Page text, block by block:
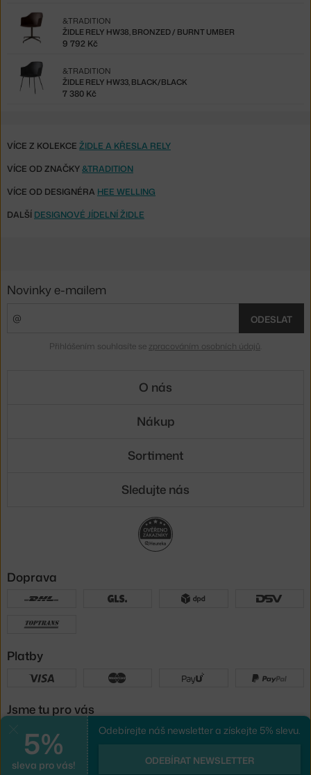
ŽIDLE RELY HW38, BRONZED / BURNT UMBER
&TRADITION
9 792 Kč
ŽIDLE RELY HW33, BLACK/BLACK
&TRADITION
7 380 Kč
VÍCE Z KOLEKCE ŽIDLE A KŘESLA RELY
VÍCE OD ZNAČKY&TRADITION
VÍCE OD DESIGNÉRA HEE WELLING
DALŠÍ DESIGNOVÉ JÍDELNÍ ŽIDLE
5%
sleva pro vás!
Odebírejte náš newsletter a získejte 5% slevu.
ODEBÍRAT NEWSLETTER
Novinky e-mailem
ODESLAT
Přihlášením souhlasíte se zpracováním osobních údajů
O nás
Nákup
Sortiment
Sledujte nás
Doprava
Platby
Jsme tu pro vás
e-shop na míruod